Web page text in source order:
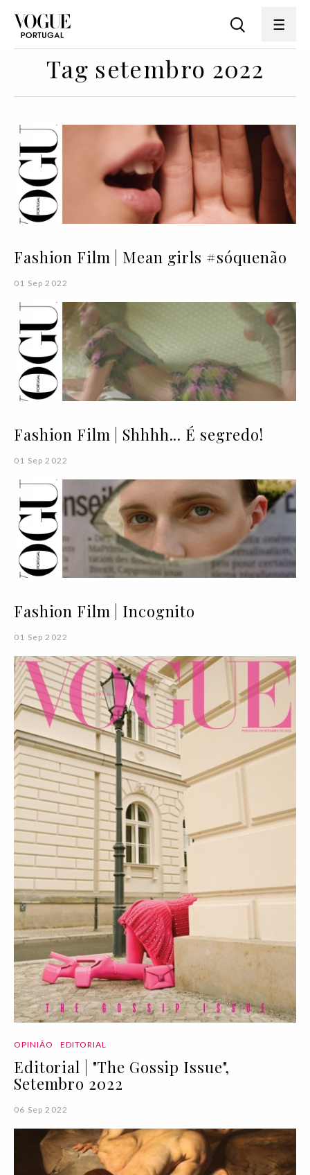
Tag setembro 2022
Fashion Film | Mean girls #sóquenão
01 Sep 2022
Fashion Film | Shhhh... É segredo!
01 Sep 2022
Fashion Film | Incognito
01 Sep 2022
OPINIÃO EDITORIAL
Editorial | "The Gossip Issue",
Setembro 2022
06 Sep 2022